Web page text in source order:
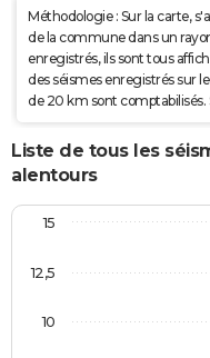
Méthodologie : Sur la carte,
de la commune dans un
enregistrés, ils sont tous
des séismes enregistrés sur
de 20 km sont comptabilisés.
Liste de tous les
alentours
10
12,5
15